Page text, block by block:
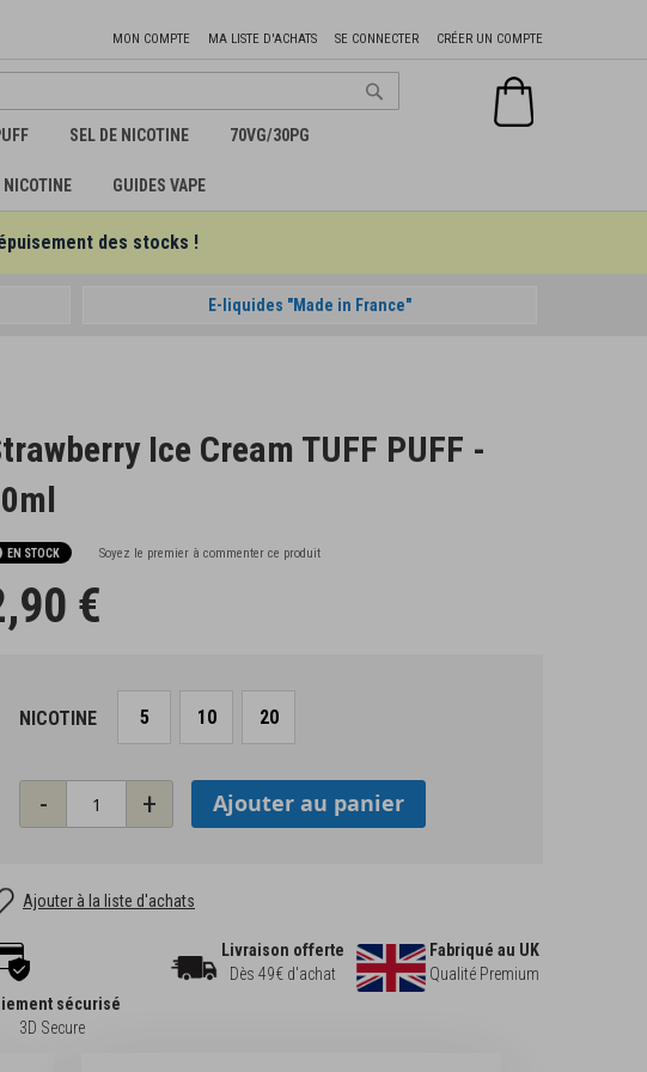
MON COMPTE MA LISTE D'ACHATS SE CONNECTER CRÉER UN COMPTEau
Chercher
SEL DE NICOTINE 70VG/30PG
NICOTINE GUIDES VAPE
des stocks !
E-liquides "Made in France"
Ice Cream TUFF PUFF -
EN STOCK Soyez le premier à commenter ce produit
€
NICOTINE 5 10 20
- + Ajouter au panier
Ajouter à la liste d'achats
sécurisé
3D Secure
Livraison offerte
Dès 49€ d'achat
Fabriqué au UK
Qualité Premium